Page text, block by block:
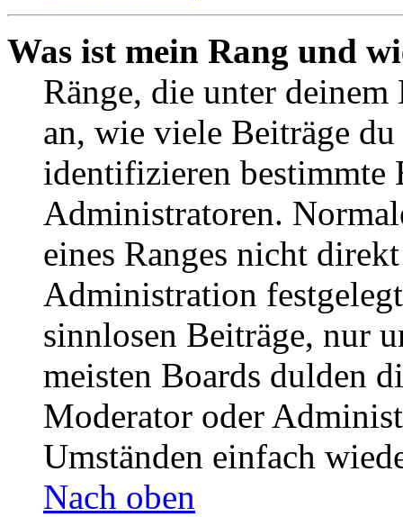
Was ist mein Rang und
Ränge, die unter deinem
an, wie viele Beiträge
identifizieren bestimmte
Administratoren.
eines Ranges nicht
Administration
sinnlosen Beiträge, nur
meisten Boards dulden
Moderator oder
Umständen einfach
Nach oben